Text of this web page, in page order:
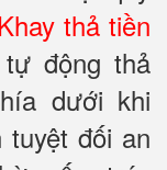
thả tiền
động thả
dưới khi
tuyệt đối an